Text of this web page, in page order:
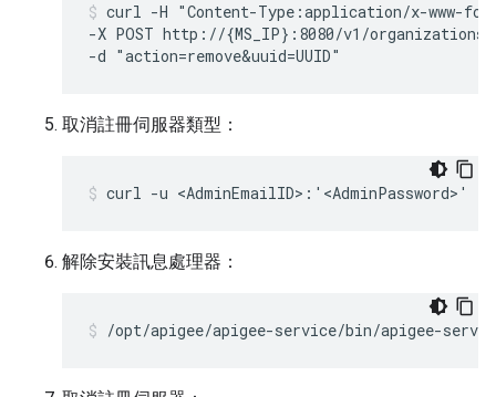
curl -H "Content-Type:application/x-www-
-X POST http://{MS_IP}:8080/v1/
-d "action=remove&uuid=UUID"
取消註冊伺服器類型：
curl -u <AdminEmailID>:'<AdminPassword>' -
解除安裝訊息處理器：
/opt/apigee/apigee-service/bin/apigee-